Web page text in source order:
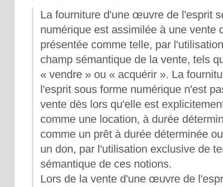
La fourniture d'une œuvre de l'esprit
numérique est assimilée à une vente
présentée comme telle, par
champ sémantique de la vente, tels
« vendre » ou « acquérir ». La
l'esprit sous forme numérique n'est
vente dès lors qu'elle est
comme une location, à durée
comme un prêt à durée déterminée
un don, par l'utilisation exclusive de
sémantique de ces notions.
Lors de la vente d'une œuvre de